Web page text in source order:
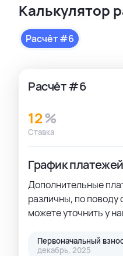
Калькулятор
Расчёт #6
Расчёт #6
12%
Ставка
График платежей
Дополнительные
различны, по
можете уточнить у
Первоначальный
декабрь, 2025